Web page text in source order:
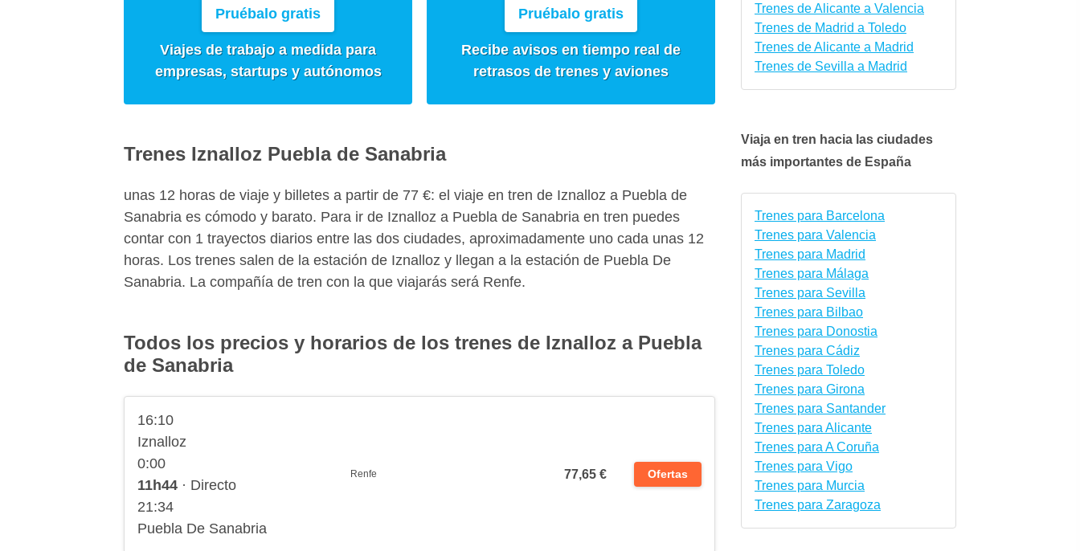
Pruébalo gratis
Viajes de trabajo a medida para
empresas, startups y autónomos
Pruébalo gratis
Recibe avisos en tiempo real de
retrasos de trenes y aviones
Trenes Iznalloz Puebla de Sanabria
unas 12 horas de viaje y billetes a partir de 77 €: el viaje en tren de Iznalloz a Puebla de
Sanabria es cómodo y barato. Para ir de Iznalloz a Puebla de Sanabria en tren puedes
contar con 1 trayectos diarios entre las dos ciudades, aproximadamente uno cada unas 12
horas. Los trenes salen de la estación de Iznalloz y llegan a la estación de Puebla De
Sanabria. La compañía de tren con la que viajarás será Renfe.
Todos los precios y horarios de los trenes de Iznalloz a Puebla
de Sanabria
16:10
Iznalloz
0:00
11h44 · Directo
21:34
Puebla De Sanabria
Renfe 77,65 € Ofertas
Trenes de Alicante a Valencia
Trenes de Madrid a Toledo
Trenes de Alicante a Madrid
Trenes de Sevilla a Madrid
Viaja en tren hacia las ciudades
más importantes de España
Trenes para Barcelona
Trenes para Valencia
Trenes para Madrid
Trenes para Málaga
Trenes para Sevilla
Trenes para Bilbao
Trenes para Donostia
Trenes para Cádiz
Trenes para Toledo
Trenes para Girona
Trenes para Santander
Trenes para Alicante
Trenes para A Coruña
Trenes para Vigo
Trenes para Murcia
Trenes para Zaragoza